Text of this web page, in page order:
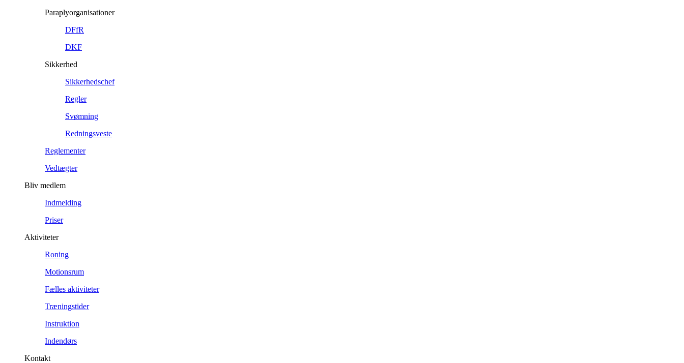
Paraplyorganisationer
DFfR
DKF
Sikkerhed
Sikkerhedschef
Regler
Svømning
Redningsveste
Reglementer
Vedtægter
Bliv medlem
Indmelding
Priser
Aktiviteter
Roning
Motionsrum
Fælles aktiviteter
Træningstider
Instruktion
Indendørs
Kontakt